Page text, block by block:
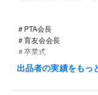
＃PTA会長
＃育友会会長
＃卒業式
＃祝辞
＃スピーチ
出品者の実績をもっ